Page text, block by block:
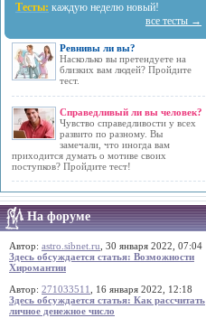
Тесты: каждую неделю новый!
все тесты →
Ревнивы ли вы?
Насколько вы претендуете на
близких вам людей? Пройдите
тест.
Справедливый ли вы человек?
Чувство справедливости у всех
развито по разному. Вы
замечали, что иногда вам
приходится думать о мотиве своих
поступков? Пройдите тест!
На форуме
Автор: astro.sibnet.ru , 30 января 2022, 07:04
Здесь обсуждается статья: Возможности
Хиромантии
Автор: 271033511
, 16 января 2022, 12:18
Здесь обсуждается статья: Как рассчитать
личное денежное число